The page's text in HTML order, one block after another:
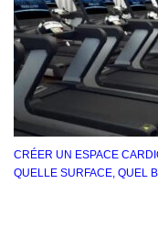
CRÉER UN ESPACE
QUELLE SURFACE, QUEL